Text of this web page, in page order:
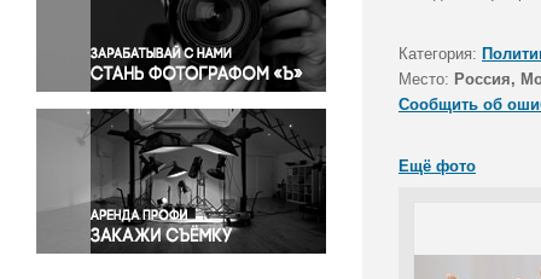
Правосудие
Происшествия и конфликты
Религия
Светская жизнь
Спорт
Экология
Экономика и бизнес
Категория:
Место: Россия,
Сообщить об
Ещё фото